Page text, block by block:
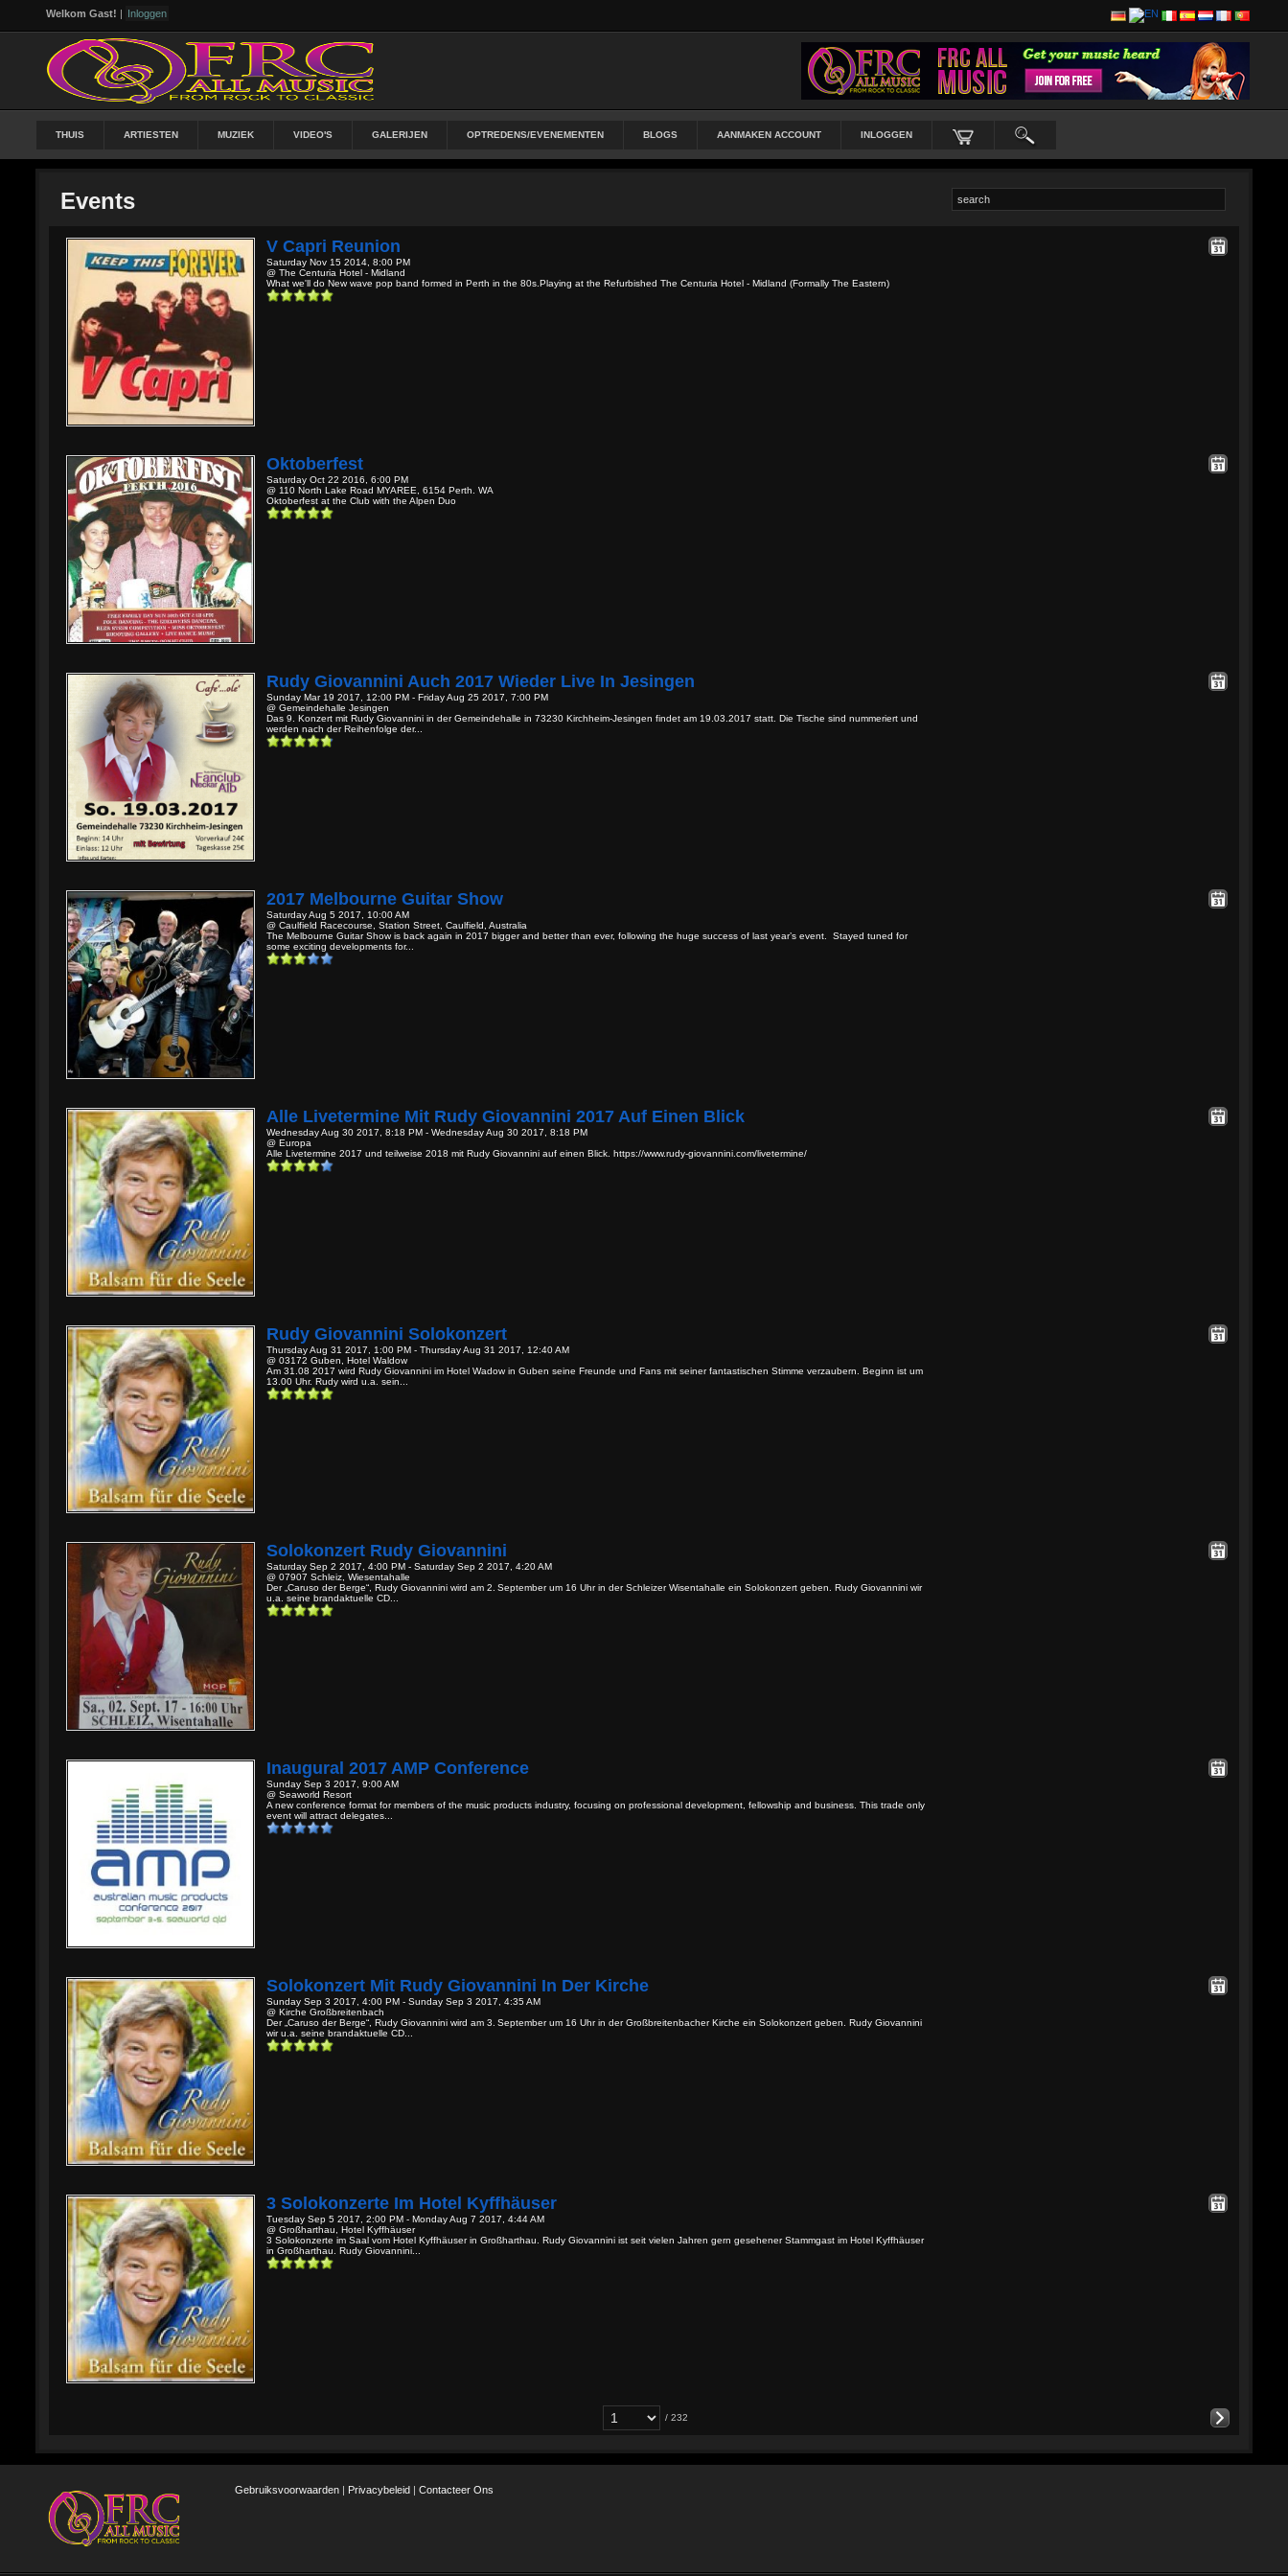
Welkom Gast! | Inloggen
THUIS ARTIESTEN MUZIEK VIDEO'S GALERIJEN OPTREDENS/EVENEMENTEN BLOGS AANMAKEN ACCOUNT INLOGGEN
Events
V Capri Reunion
Saturday Nov 15 2014, 8:00 PM
@ The Centuria Hotel - Midland
What we'll do New wave pop band formed in Perth in the 80s.Playing at the Refurbished The Centuria Hotel - Midland (Formally The Eastern)
Oktoberfest
Saturday Oct 22 2016, 6:00 PM
@ 110 North Lake Road MYAREE, 6154 Perth. WA
Oktoberfest at the Club with the Alpen Duo
Rudy Giovannini Auch 2017 Wieder Live In Jesingen
Sunday Mar 19 2017, 12:00 PM - Friday Aug 25 2017, 7:00 PM
@ Gemeindehalle Jesingen
Das 9. Konzert mit Rudy Giovannini in der Gemeindehalle in 73230 Kirchheim-Jesingen findet am 19.03.2017 statt. Die Tische sind nummeriert und
werden nach der Reihenfolge der...
2017 Melbourne Guitar Show
Saturday Aug 5 2017, 10:00 AM
@ Caulfield Racecourse, Station Street, Caulfield, Australia
The Melbourne Guitar Show is back again in 2017 bigger and better than ever, following the huge success of last year’s event. Stayed tuned for
some exciting developments for...
Alle Livetermine Mit Rudy Giovannini 2017 Auf Einen Blick
Wednesday Aug 30 2017, 8:18 PM - Wednesday Aug 30 2017, 8:18 PM
@ Europa
Alle Livetermine 2017 und teilweise 2018 mit Rudy Giovannini auf einen Blick. https://www.rudy-giovannini.com/livetermine/
Rudy Giovannini Solokonzert
Thursday Aug 31 2017, 1:00 PM - Thursday Aug 31 2017, 12:40 AM
@ 03172 Guben, Hotel Waldow
Am 31.08 2017 wird Rudy Giovannini im Hotel Wadow in Guben seine Freunde und Fans mit seiner fantastischen Stimme verzaubern. Beginn ist um
13.00 Uhr. Rudy wird u.a. sein...
Solokonzert Rudy Giovannini
Saturday Sep 2 2017, 4:00 PM - Saturday Sep 2 2017, 4:20 AM
@ 07907 Schleiz, Wiesentahalle
Der „Caruso der Berge“, Rudy Giovannini wird am 2. September um 16 Uhr in der Schleizer Wisentahalle ein Solokonzert geben. Rudy Giovannini wir
u.a. seine brandaktuelle CD...
Inaugural 2017 AMP Conference
Sunday Sep 3 2017, 9:00 AM
@ Seaworld Resort
A new conference format for members of the music products industry, focusing on professional development, fellowship and business. This trade only
event will attract delegates...
Solokonzert Mit Rudy Giovannini In Der Kirche
Sunday Sep 3 2017, 4:00 PM - Sunday Sep 3 2017, 4:35 AM
@ Kirche Großbreitenbach
Der „Caruso der Berge“, Rudy Giovannini wird am 3. September um 16 Uhr in der Großbreitenbacher Kirche ein Solokonzert geben. Rudy Giovannini
wir u.a. seine brandaktuelle CD...
3 Solokonzerte Im Hotel Kyffhäuser
Tuesday Sep 5 2017, 2:00 PM - Monday Aug 7 2017, 4:44 AM
@ Großharthau, Hotel Kyffhäuser
3 Solokonzerte im Saal vom Hotel Kyffhäuser in Großharthau. Rudy Giovannini ist seit vielen Jahren gern gesehener Stammgast im Hotel Kyffhäuser
in Großharthau. Rudy Giovannini...
/ 232
Gebruiksvoorwaarden | Privacybeleid |Contacteer Ons